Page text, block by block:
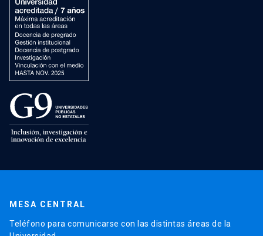
MESA CENTRAL
Teléfono para comunicarse con las distintas áreas de la